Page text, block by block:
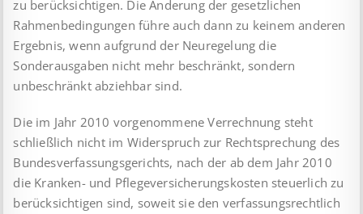
zu berück­sich­ti­gen. Die Änderung der gesetzlichen
Rahmen­bedin­gungen führe auch dann zu keinem anderen
Ergebnis, wenn aufgrund der Neu­regelung die
Sonderausgaben nicht mehr beschränkt, sondern
unbeschränkt abziehbar sind.
Die im Jahr 2010 vorgenommene Verrechnung steht
schließlich nicht im Widerspruch zur Rechtsprechung des
Bundes­ver­fas­sungs­gerichts, nach der ab dem Jahr 2010
die Kranken- und Pflegeversicherungskosten steuerlich zu
berücksichtigen sind, soweit sie den verfassungsrechtlich